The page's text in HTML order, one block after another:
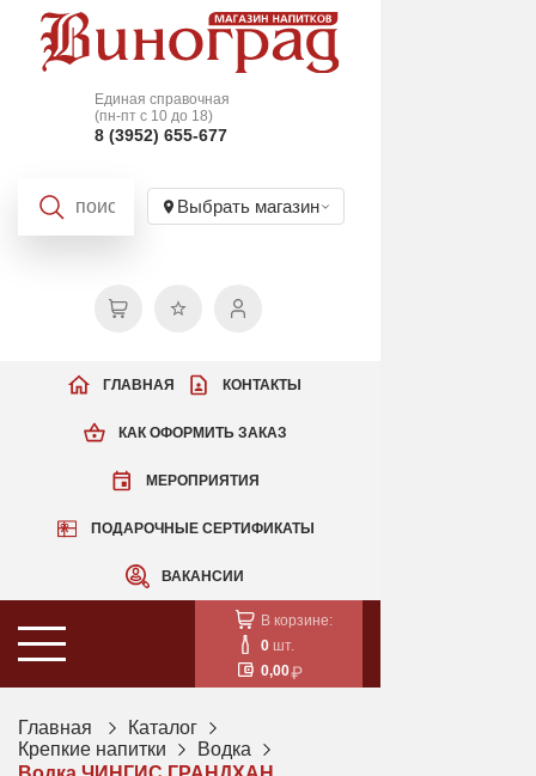
Единая справочная
(пн-пт с 10 до 18)
8 (3952) 655-677
Выбрать магазин
КАК ОФОРМИТЬ ЗАКАЗ
МЕРОПРИЯТИЯ
ПОДАРОЧНЫЕ СЕРТИФИКАТЫ
ВАКАНСИИ
ГЛАВНАЯ КОНТАКТЫ
В корзине:
0 шт.
0,00
Главная
Каталог
Крепкие напитки
Водка